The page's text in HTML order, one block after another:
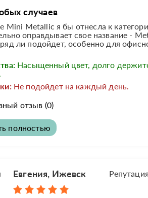
случаев
Mini Metallic я бы отнесла к
оправдывает свое название -
ли подойдет, особенно для
Насыщенный цвет, долго
Не подойдет на каждый день.
отзыв (0)
полностью
Евгения, Ижевск